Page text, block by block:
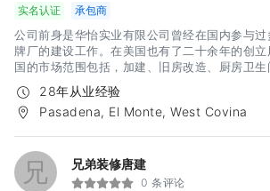
实名认证
承包商
公司前身是华怡实业有限公司曾经在国内参与
牌厂的建设工作。在美国也有了二十余年的创
国的市场范围包括，加建、旧房改造、厨房卫生
更换或改进水电、室内外油漆、橱柜改换，大理
砖、各类围墙安装，打水泥地、自动喷水等…
28年从业经验
Pasadena, El Monte, West Covina
兄 兄弟装修唐建
0 条评论